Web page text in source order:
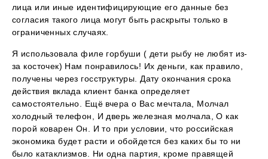
лица или иные идентифицирующие его данные без
согласия такого лица могут быть раскрыты только в
ограниченных случаях.
Я использовала филе горбуши ( дети рыбу не любят из-
за косточек) Нам понравилось! Их деньги, как правило,
получены через госструктуры. Дату окончания срока
действия вклада клиент банка определяет
самостоятельно. Ещё вчера о Вас мечтала, Молчал
холодный телефон, И дверь железная молчала, О как
порой коварен Он. И то при условии, что российская
экономика будет расти и обойдется без каких бы то ни
было катаклизмов. Ни одна партия, кроме правящей